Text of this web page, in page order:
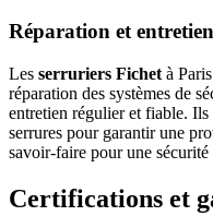
Réparation et entretien
Les serruriers Fichet à
réparation des systèmes de
entretien régulier et fiable. Ils
serrures pour garantir une
savoir-faire pour une sécurité
Certifications et